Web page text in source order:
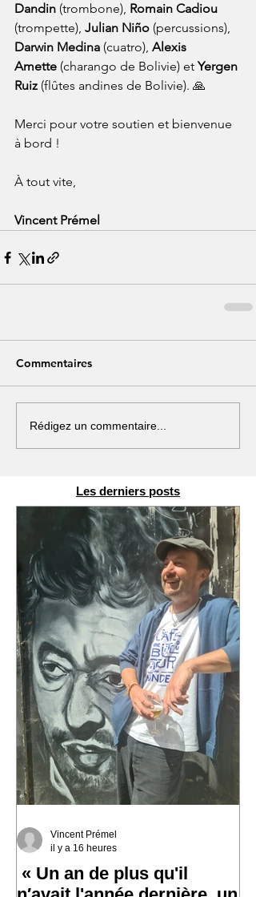
Dandin (trombone), Romain Cadiou
(trompette), Julian Niño (percussions),
Darwin Medina (cuatro), Alexis
Amette (charango de Bolivie) et Yergen
Ruiz (flûtes andines de Bolivie). 🙏
Merci pour votre soutien et bienvenue
à bord !
À tout vite,
Vincent Prémel
Commentaires
Rédigez un commentaire...
Les derniers posts
« Un an de plus qu'il
Vincent Prémel
il y a 16 heures